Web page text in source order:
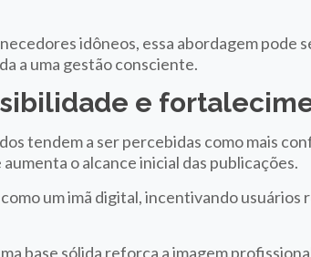
idôneos, essa abordagem pode
a uma gestão consciente.
e
tendem a ser percebidas como mais
o alcance inicial das publicações.
um imã digital, incentivando usuários
base sólida reforça a imagem